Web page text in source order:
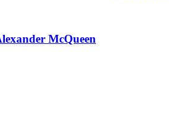
McQueen